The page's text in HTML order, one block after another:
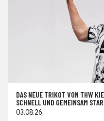
DAS NEUE TRIKOT VON THW
SCHNELL UND GEMEINSAM
03.08.26